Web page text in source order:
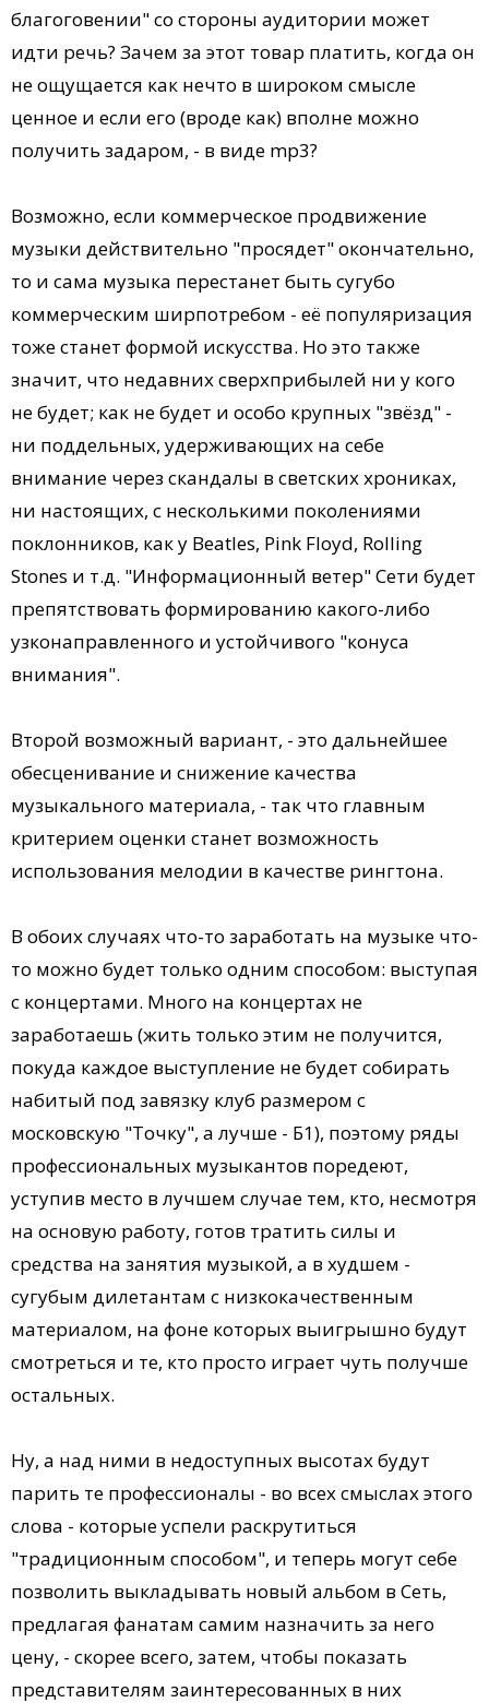
благоговении" со стороны аудитории может
идти речь? Зачем за этот товар платить, когда он
не ощущается как нечто в широком смысле
ценное и если его (вроде как) вполне можно
получить задаром, - в виде mp3?
Возможно, если коммерческое продвижение
музыки действительно "просядет" окончательно,
то и сама музыка перестанет быть сугубо
коммерческим ширпотребом - её популяризация
тоже станет формой искусства. Но это также
значит, что недавних сверхприбылей ни у кого
не будет; как не будет и особо крупных "звёзд" -
ни поддельных, удерживающих на себе
внимание через скандалы в светских хрониках,
ни настоящих, с несколькими поколениями
поклонников, как у Beatles, Pink Floyd, Rolling
Stones и т.д. "Информационный ветер" Сети будет
препятствовать формированию какого-либо
узконаправленного и устойчивого "конуса
внимания".
Второй возможный вариант, - это дальнейшее
обесценивание и снижение качества
музыкального материала, - так что главным
критерием оценки станет возможность
использования мелодии в качестве рингтона.
В обоих случаях что-то заработать на музыке что-
то можно будет только одним способом: выступая
с концертами. Много на концертах не
заработаешь (жить только этим не получится,
покуда каждое выступление не будет собирать
набитый под завязку клуб размером с
московскую "Точку", а лучше - Б1), поэтому ряды
профессиональных музыкантов поредеют,
уступив место в лучшем случае тем, кто, несмотря
на основую работу, готов тратить силы и
средства на занятия музыкой, а в худшем -
сугубым дилетантам с низкокачественным
материалом, на фоне которых выигрышно будут
смотреться и те, кто просто играет чуть получше
остальных.
Ну, а над ними в недоступных высотах будут
парить те профессионалы - во всех смыслах этого
слова - которые успели раскрутиться
"традиционным способом", и теперь могут себе
позволить выкладывать новый альбом в Сеть,
предлагая фанатам самим назначить за него
цену, - скорее всего, затем, чтобы показать
представителям заинтересованных в них